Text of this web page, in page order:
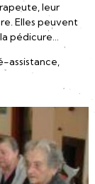
leur
Elles peuvent
pédicure…
assistance,